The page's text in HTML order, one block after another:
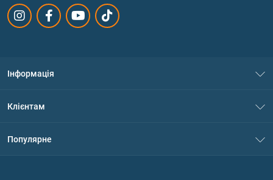
Інформація
Політика конфіденційності
Клієнтам
Популярне